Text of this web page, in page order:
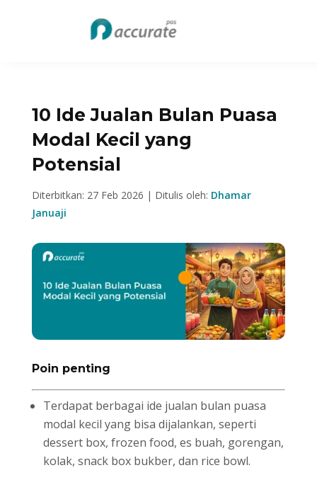
10 Ide Jualan Bulan Puasa
Modal Kecil yang
Potensial
Diterbitkan: 27 Feb 2026 | Ditulis oleh: Dhamar
Januaji
Poin penting
Terdapat berbagai ide jualan bulan puasa
modal kecil yang bisa dijalankan, seperti
dessert box, frozen food, es buah, gorengan,
kolak, snack box bukber, dan rice bowl.